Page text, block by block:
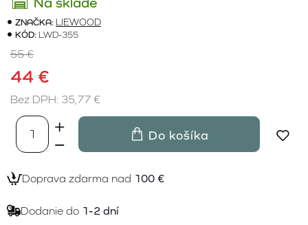
ZNAČKA: LIEWOOD
KÓD: LWD-355
44 €
55 €
Bez DPH: 35,77 €
Do košíka
Doprava zdarma nad 100 €
Dodanie do 1-2 dní